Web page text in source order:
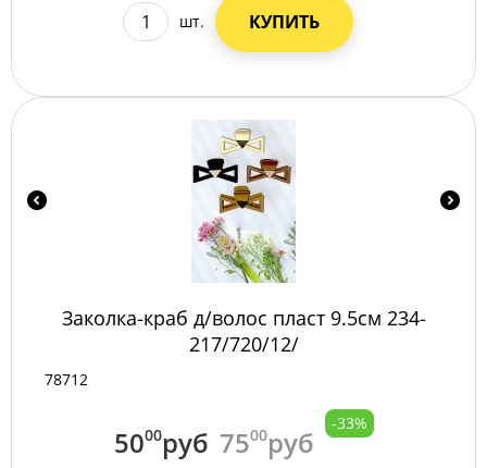
шт. КУПИТЬ
Заколка-краб д/волос пласт 9.5см 234-
217/720/12/
78712
5000руб 7500руб
-33%